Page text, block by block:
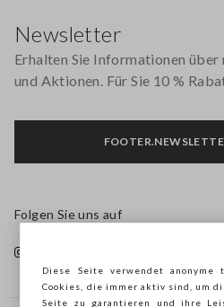
Newsletter
Erhalten Sie Informationen
und Aktionen. Für Sie 10 %
Folgen Sie uns auf
Diese Seite verwendet anonyme
Cookies, die immer aktiv sind, um
Seite zu garantieren und ihre